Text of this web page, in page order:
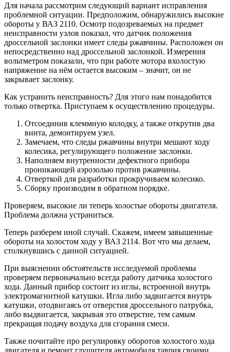
Для начала рассмотрим следующий вариант исправления
проблемной ситуации. Предположим, обнаружились высокие
обороты у ВАЗ 2110. Осмотр подозреваемых на предмет
неисправности узлов показал, что датчик положения
дроссельной заслонки имеет следы ржавчины. Расположен он
непосредственно над дроссельной заслонкой. Измерения
вольтметром показали, что при работе мотора вхолостую
напряжение на нём остается высоким – значит, он не
закрывает заслонку.
Как устранить неисправность? Для этого нам понадобится
только отвертка. Приступаем к осуществлению процедуры.
Отсоединив клеммную колодку, а также открутив два
винта, демонтируем узел.
Замечаем, что следы ржавчины внутри мешают ходу
колесика, регулирующего положение заслонки.
Наполняем внутренности дефектного прибора
проникающей аэрозолью против ржавчины.
Отверткой для разработки прокручиваем колесико.
Сборку производим в обратном порядке.
Проверяем, высокие ли теперь холостые обороты двигателя.
Проблема должна устраниться.
Теперь разберем иной случай. Скажем, имеем завышенные
обороты на холостом ходу у ВАЗ 2114. Вот что мы делаем,
столкнувшись с данной ситуацией.
При выяснении обстоятельств исследуемой проблемы
проверяем первоначально всегда работу датчика холостого
хода. Данный прибор состоит из иглы, встроенной внутрь
электромагнитной катушки. Игла либо задвигается внутрь
катушки, отодвигаясь от отверстия дроссельного патрубка,
либо выдвигается, закрывая это отверстие, тем самым
прекращая подачу воздуха для сгорания смеси.
Также почитайте про регулировку оборотов холостого хода
двигателя и ремонт глушителя автомобиля таврия своими